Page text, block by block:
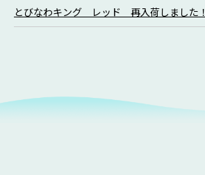
とびなわキング レッド 再入荷しました！